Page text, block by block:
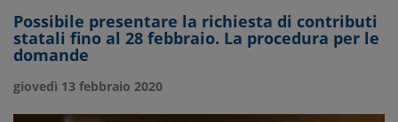
Possibile presentare la richiesta di contributi
statali fino al 28 febbraio. La procedura per le
domande
giovedì 13 febbraio 2020